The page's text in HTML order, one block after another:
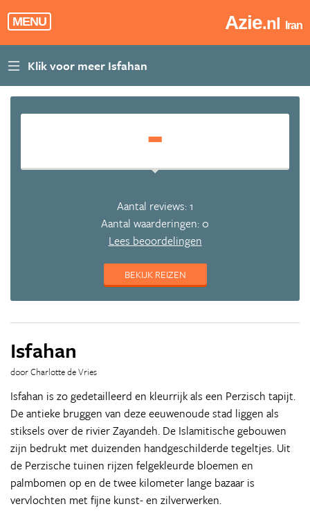
MENU Azie.nl Iran
-
Aantal reviews: 1
Aantal waarderingen: 0
Lees beoordelingen
BEKIJK REIZEN
Isfahan
door Charlotte de Vries
Isfahan is zo gedetailleerd en kleurrijk als een Perzisch tapijt.
De antieke bruggen van deze eeuwenoude stad liggen als
stiksels over de rivier Zayandeh. De Islamitische gebouwen
zijn bedrukt met duizenden handgeschilderde tegeltjes. Uit
de Perzische tuinen rijzen felgekleurde bloemen en
palmbomen op en de twee kilometer lange bazaar is
vervlochten met fijne kunst- en zilverwerken.